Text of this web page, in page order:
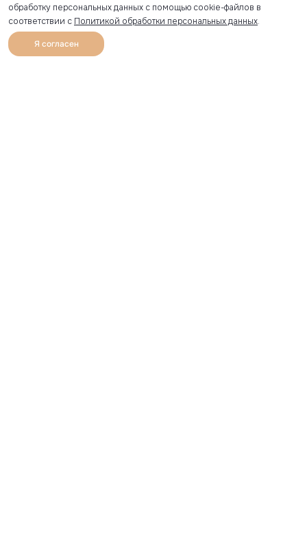
Каталог Избранное
обработку персональных данных с помощью cookie-файлов в
соответствии с Политикой обработки персональных данных.
Я согласен